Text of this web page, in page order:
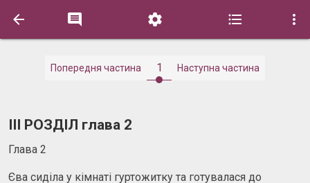
    
Попередня частина 1 Наступна частина
ІІІ РОЗДІЛ глава 2
Глава 2
Єва сиділа у кімнаті гуртожитку та готувалася до